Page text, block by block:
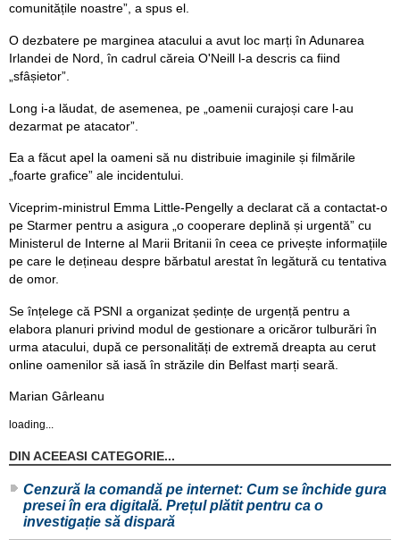
comunitățile noastre”, a spus el.
O dezbatere pe marginea atacului a avut loc marți în Adunarea
Irlandei de Nord, în cadrul căreia O'Neill l-a descris ca fiind
„sfâșietor”.
Long i-a lăudat, de asemenea, pe „oamenii curajoși care l-au
dezarmat pe atacator”.
Ea a făcut apel la oameni să nu distribuie imaginile și filmările
„foarte grafice” ale incidentului.
Viceprim-ministrul Emma Little-Pengelly a declarat că a contactat-o ​​
pe Starmer pentru a asigura „o cooperare deplină și urgentă” cu
Ministerul de Interne al Marii Britanii în ceea ce privește informațiile
pe care le dețineau despre bărbatul arestat în legătură cu tentativa
de omor.
Se înțelege că PSNI a organizat ședințe de urgență pentru a
elabora planuri privind modul de gestionare a oricăror tulburări în
urma atacului, după ce personalități de extremă dreapta au cerut
online oamenilor să iasă în străzile din Belfast marți seară.
Marian Gârleanu
loading...
DIN ACEEASI CATEGORIE...
Cenzură la comandă pe internet: Cum se închide gura
presei în era digitală. Prețul plătit pentru ca o
investigație să dispară